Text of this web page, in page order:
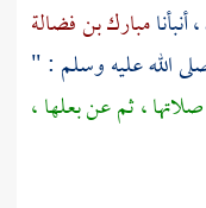
،أنبأنامبارك بن فضالة
الله عليه وسلم : "
، ثم عن بعلها ،